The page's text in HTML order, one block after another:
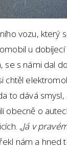
vozu, který
u dobíjecí
se s námi dal
chtěl
to dává
obecně o
„Já v
nám a hned